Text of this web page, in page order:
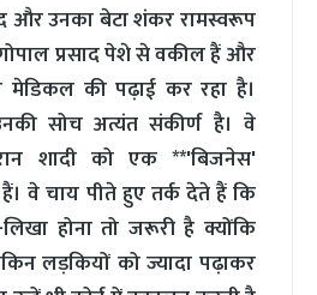
और उनका बेटा शंकर रामस्वरूप
प्रसाद पेशे से वकील हैं और
की पढ़ाई कर रहा है।
सोच अत्यंत संकीर्ण है। वे
शादी को एक **'बिजनेस'
वे चाय पीते हुए तर्क देते हैं कि
होना तो जरूरी है क्योंकि
लड़कियों को ज्यादा पढ़ाकर